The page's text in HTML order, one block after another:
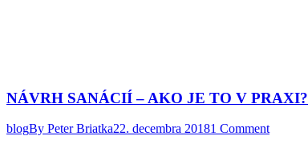
NÁVRH SANÁCIÍ – AKO JE TO V PRAXI?
blogBy Peter Briatka22. decembra 20181 Comment